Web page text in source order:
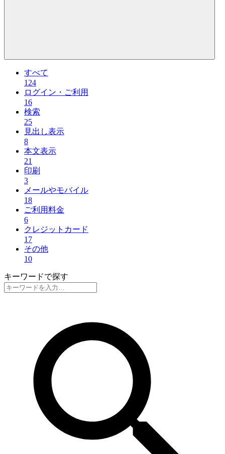
すべて
124
ログイン・ご利用
16
検索
25
見出し表示
8
本文表示
21
印刷
3
メールやモバイル
18
ご利用料金
6
クレジットカード
17
その他
10
キーワードで探す